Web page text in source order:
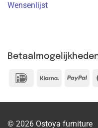
Wensenlijst
IDeal Klarna
© 2026 Ostoya furniture